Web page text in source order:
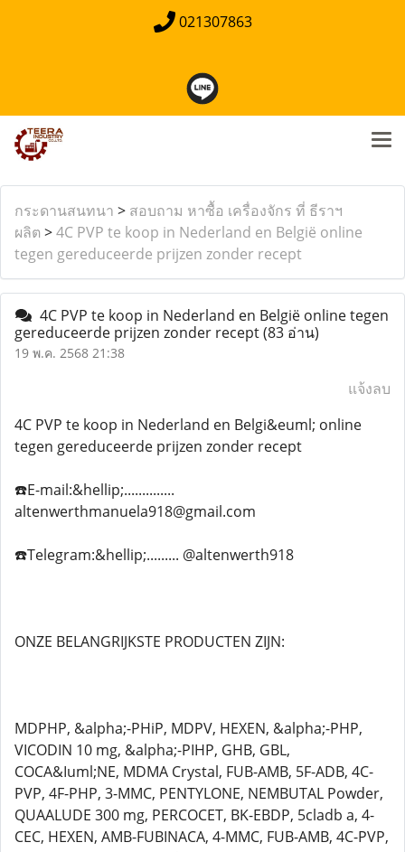
021307863
กระดานสนทนา > สอบถาม หาซื้อ เครื่องจักร ที่ ธีราฯ
ผลิต >4C PVP te koop in Nederland en België online
tegen gereduceerde prijzen zonder recept
4C PVP te koop in Nederland en België online tegen
gereduceerde prijzen zonder recept(83 อ่าน)
19 พ.ค. 2568 21:38
แจ้งลบ
4C PVP te koop in Nederland en Belgi&euml; online
tegen gereduceerde prijzen zonder recept
☎️E-mail:&hellip;..............
altenwerthmanuela918@gmail.com
☎️Telegram:&hellip;......... @altenwerth918
ONZE BELANGRIJKSTE PRODUCTEN ZIJN:
MDPHP, &alpha;-PHiP, MDPV, HEXEN, &alpha;-PHP,
VICODIN 10 mg, &alpha;-PIHP, GHB, GBL,
COCA&Iuml;NE, MDMA Crystal, FUB-AMB, 5F-ADB, 4C-
PVP, 4F-PHP, 3-MMC, PENTYLONE, NEMBUTAL Powder,
QUAALUDE 300 mg, PERCOCET, BK-EBDP, 5cladb a, 4-
CEC, HEXEN, AMB-FUBINACA, 4-MMC, FUB-AMB, 4C-PVP,